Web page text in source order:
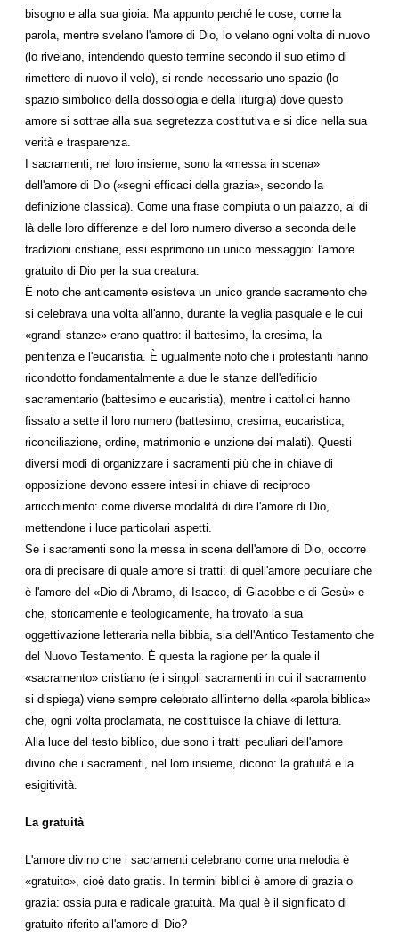
bisogno e alla sua gioia. Ma appunto perché le cose, come la
parola, mentre svelano l'amore di Dio, lo velano ogni volta di nuovo
(lo rivelano, intendendo questo termine secondo il suo etimo di
rimettere di nuovo il velo), si rende necessario uno spazio (lo
spazio simbolico della dossologia e della liturgia) dove questo
amore si sottrae alla sua segretezza costitutiva e si dice nella sua
verità e trasparenza.
I sacramenti, nel loro insieme, sono la «messa in scena»
dell'amore di Dio («segni efficaci della grazia», secondo la
definizione classica). Come una frase compiuta o un palazzo, al di
là delle loro differenze e del loro numero diverso a seconda delle
tradizioni cristiane, essi esprimono un unico messaggio: l'amore
gratuito di Dio per la sua creatura.
È noto che anticamente esisteva un unico grande sacramento che
si celebrava una volta all'anno, durante la veglia pasquale e le cui
«grandi stanze» erano quattro: il battesimo, la cresima, la
penitenza e l'eucaristia. È ugualmente noto che i protestanti hanno
ricondotto fondamentalmente a due le stanze dell'edificio
sacramentario (battesimo e eucaristia), mentre i cattolici hanno
fissato a sette il loro numero (battesimo, cresima, eucaristica,
riconciliazione, ordine, matrimonio e unzione dei malati). Questi
diversi modi di organizzare i sacramenti più che in chiave di
opposizione devono essere intesi in chiave di reciproco
arricchimento: come diverse modalità di dire l'amore di Dio,
mettendone i luce particolari aspetti.
Se i sacramenti sono la messa in scena dell'amore di Dio, occorre
ora di precisare di quale amore si tratti: di quell'amore peculiare che
è l'amore del «Dio di Abramo, di Isacco, di Giacobbe e di Gesù» e
che, storicamente e teologicamente, ha trovato la sua
oggettivazione letteraria nella bibbia, sia dell'Antico Testamento che
del Nuovo Testamento. È questa la ragione per la quale il
«sacramento» cristiano (e i singoli sacramenti in cui il sacramento
si dispiega) viene sempre celebrato all'interno della «parola biblica»
che, ogni volta proclamata, ne costituisce la chiave di lettura.
Alla luce del testo biblico, due sono i tratti peculiari dell'amore
divino che i sacramenti, nel loro insieme, dicono: la gratuità e la
esigitività.
La gratuità
L'amore divino che i sacramenti celebrano come una melodia è
«gratuito», cioè dato gratis. In termini biblici è amore di grazia o
grazia: ossia pura e radicale gratuità. Ma qual è il significato di
gratuito riferito all'amore di Dio?